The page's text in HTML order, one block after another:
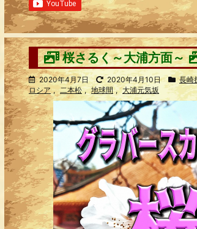
桜さるく～大浦方面～
2020年4月7日 2020年4月10日 長崎
ロシア , 二本松 , 地球間 , 大浦元気坂